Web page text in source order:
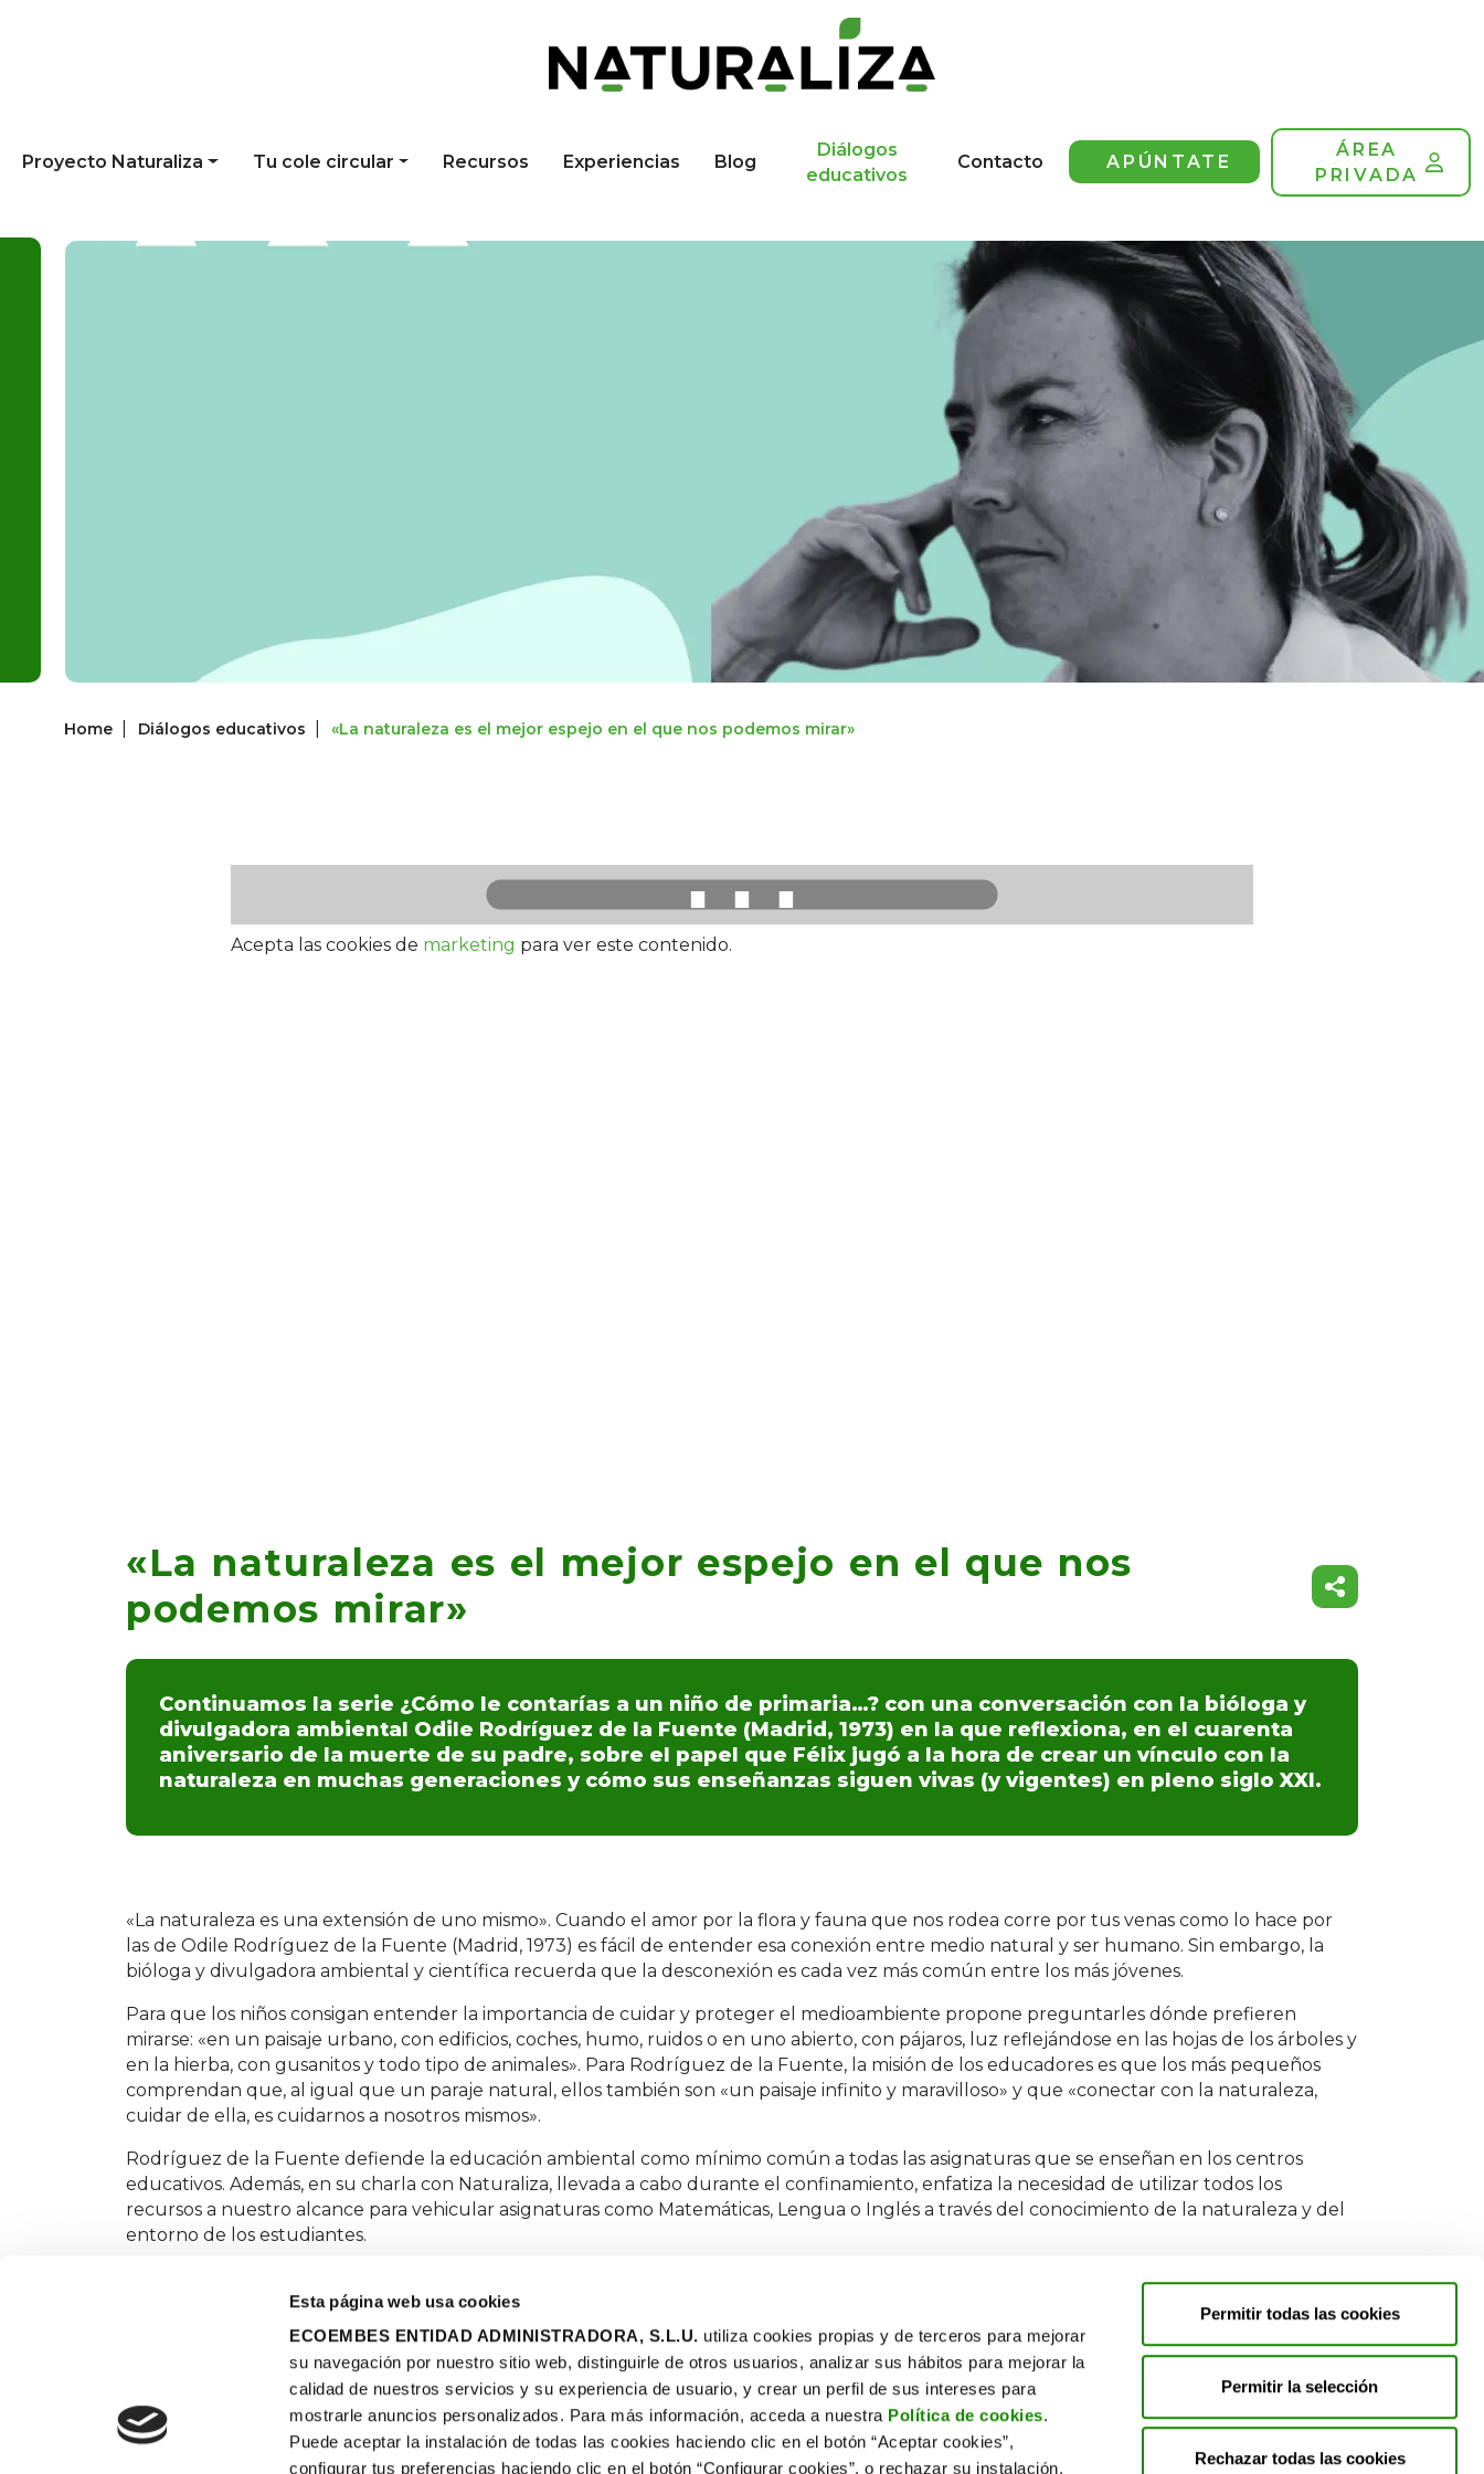
Esta página web usa cookies
ECOEMBES ENTIDAD ADMINISTRADORA, S.L.U. utiliza cookies propias y de terceros para mejorar
su navegación por nuestro sitio web, distinguirle de otros usuarios, analizar sus hábitos para mejorar la
calidad de nuestros servicios y su experiencia de usuario, y crear un perfil de sus intereses para
mostrarle anuncios personalizados. Para más información, acceda a nuestra Política de cookies.
Puede aceptar la instalación de todas las cookies haciendo clic en el botón “Aceptar cookies”,
configurar tus preferencias haciendo clic en el botón “Configurar cookies”, o rechazar su instalación,
Permitir todas las cookies
Permitir la selección
Rechazar todas las cookies
Proyecto Naturaliza Tu cole circular Recursos Experiencias Blog
Diálogos
educativos
Contacto APÚNTATE
ÁREA
PRIVADA
Home Diálogos educativos «La naturaleza es el mejor espejo en el que nos podemos mirar»
⋯
Acepta las cookies de marketing para ver este contenido.
«La naturaleza es el mejor espejo en el que nos
podemos mirar»
Continuamos la serie ¿Cómo le contarías a un niño de primaria…? con una conversación con la bióloga y
divulgadora ambiental Odile Rodríguez de la Fuente (Madrid, 1973) en la que reflexiona, en el cuarenta
aniversario de la muerte de su padre, sobre el papel que Félix jugó a la hora de crear un vínculo con la
naturaleza en muchas generaciones y cómo sus enseñanzas siguen vivas (y vigentes) en pleno siglo XXI.
«La naturaleza es una extensión de uno mismo». Cuando el amor por la flora y fauna que nos rodea corre por tus venas como lo hace por
las de Odile Rodríguez de la Fuente (Madrid, 1973) es fácil de entender esa conexión entre medio natural y ser humano. Sin embargo, la
bióloga y divulgadora ambiental y científica recuerda que la desconexión es cada vez más común entre los más jóvenes.
Para que los niños consigan entender la importancia de cuidar y proteger el medioambiente propone preguntarles dónde prefieren
mirarse: «en un paisaje urbano, con edificios, coches, humo, ruidos o en uno abierto, con pájaros, luz reflejándose en las hojas de los árboles y
en la hierba, con gusanitos y todo tipo de animales». Para Rodríguez de la Fuente, la misión de los educadores es que los más pequeños
comprendan que, al igual que un paraje natural, ellos también son «un paisaje infinito y maravilloso» y que «conectar con la naturaleza,
cuidar de ella, es cuidarnos a nosotros mismos».
Rodríguez de la Fuente defiende la educación ambiental como mínimo común a todas las asignaturas que se enseñan en los centros
educativos. Además, en su charla con Naturaliza, llevada a cabo durante el confinamiento, enfatiza la necesidad de utilizar todos los
recursos a nuestro alcance para vehicular asignaturas como Matemáticas, Lengua o Inglés a través del conocimiento de la naturaleza y del
entorno de los estudiantes.
Qué es Naturaliza
Recursos
Tu cole circular
Blog
Diálogos
educativos